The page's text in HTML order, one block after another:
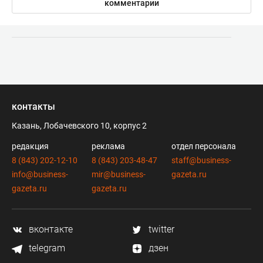
комментарии
контакты
Казань, Лобачевского 10, корпус 2
редакция
8 (843) 202-12-10
info@business-
gazeta.ru
реклама
8 (843) 203-48-47
mir@business-
gazeta.ru
отдел персонала
staff@business-
gazeta.ru
вконтакте
twitter
telegram
дзен